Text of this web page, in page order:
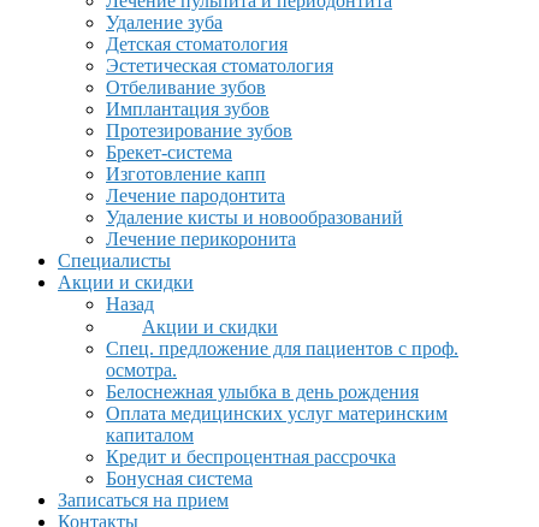
Удаление зуба
Детская стоматология
Эстетическая стоматология
Отбеливание зубов
Имплантация зубов
Протезирование зубов
Брекет-система
Изготовление капп
Лечение пародонтита
Удаление кисты и новообразований
Лечение перикоронита
Специалисты
Акции и скидки
Назад
Акции и скидки
Спец. предложение для пациентов с проф.
осмотра.
Белоснежная улыбка в день рождения
Оплата медицинских услуг материнским
капиталом
Кредит и беспроцентная рассрочка
Бонусная система
Записаться на прием
Контакты